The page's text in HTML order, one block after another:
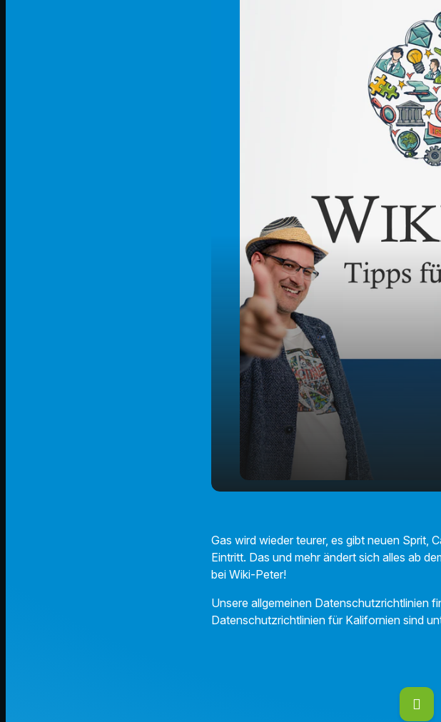
Gas wird wieder teurer, es gibt neuen Sprit,
Eintritt. Das und mehr ändert sich alles ab
bei Wiki-Peter!
Unsere allgemeinen Datenschutzrichtlinien
Datenschutzrichtlinien für Kalifornien sind